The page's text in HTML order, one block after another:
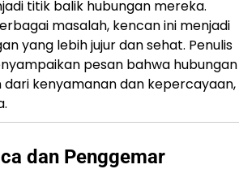
titik balik hubungan mereka.
masalah, kencan ini menjadi
yang lebih jujur dan sehat. Penulis
pesan bahwa hubungan
kenyamanan dan kepercayaan,
dan Penggemar